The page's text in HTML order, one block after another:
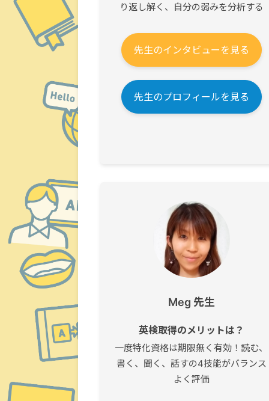
り返し解く、自分の弱みを分析する
先生のインタビューを見る
先生のプロフィールを見る
Meg 先生
英検取得のメリットは？
一度特化資格は期限無く有効！読む、
書く、聞く、話すの4技能がバランス
よく評価